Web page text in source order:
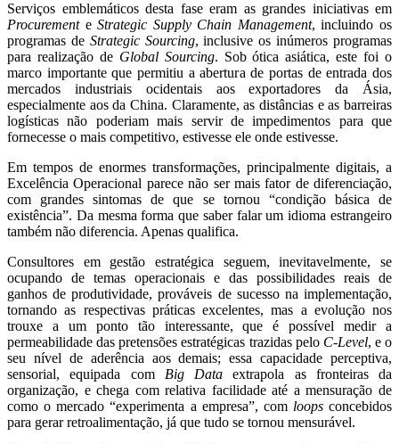
Serviços emblemáticos desta fase eram as grandes iniciativas em
ProcurementeStrategic Supply Chain Management, incluindo os
programas de Strategic Sourcing, inclusive os inúmeros programas
para realização de Global Sourcing. Sob ótica asiática, este foi o
marco importante que permitiu a abertura de portas de entrada dos
mercados industriais ocidentais aos exportadores da Ásia,
especialmente aos da China. Claramente, as distâncias e as barreiras
logísticas não poderiam mais servir de impedimentos para que
fornecesse o mais competitivo, estivesse ele onde estivesse.
Em tempos de enormes transformações, principalmente digitais, a
Excelência Operacional parece não ser mais fator de diferenciação,
com grandes sintomas de que se tornou “condição básica de
existência”. Da mesma forma que saber falar um idioma estrangeiro
também não diferencia. Apenas qualifica.
Consultores em gestão estratégica seguem, inevitavelmente, se
ocupando de temas operacionais e das possibilidades reais de
ganhos de produtividade, prováveis de sucesso na implementação,
tornando as respectivas práticas excelentes, mas a evolução nos
trouxe a um ponto tão interessante, que é possível medir a
permeabilidade das pretensões estratégicas trazidas pelo C-Level, e o
seu nível de aderência aos demais; essa capacidade perceptiva,
sensorial, equipada com Big Data extrapola as fronteiras da
organização, e chega com relativa facilidade até a mensuração de
como o mercado “experimenta a empresa”, com loopsconcebidos
para gerar retroalimentação, já que tudo se tornou mensurável.